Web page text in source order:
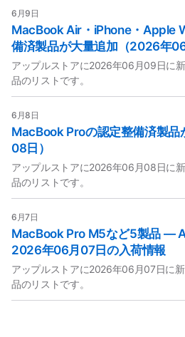
6月9日
MacBook Air・iPhone・Apple
備済製品が大量追加（2026年
アップルストアに2026年06月09日に
品のリストです。
6月8日
MacBook Proの認定整備済製
08日）
アップルストアに2026年06月08日に
品のリストです。
6月7日
MacBook Pro M5など5製品 —
2026年06月07日の入荷情報
アップルストアに2026年06月07日に
品のリストです。